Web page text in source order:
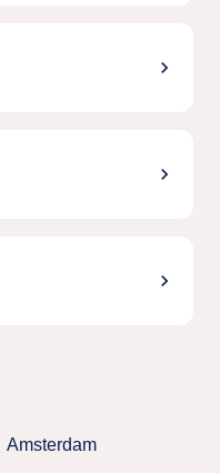
chevron_right
chevron_right
chevron_right
Amsterdam